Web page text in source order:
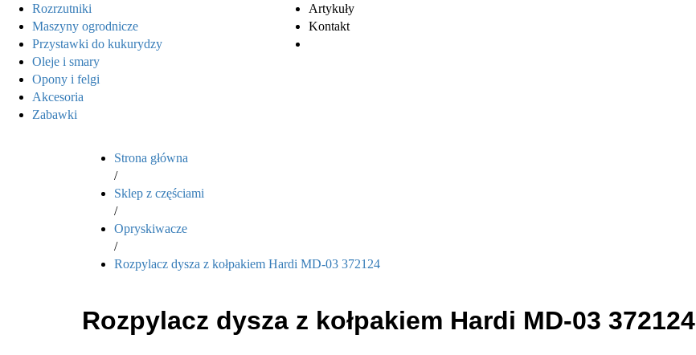
Rozrzutniki
Maszyny ogrodnicze
Przystawki do kukurydzy
Oleje i smary
Opony i felgi
Akcesoria
Zabawki
Artykuły
Kontakt
Strona główna
/
Sklep z częściami
/
Opryskiwacze
/
Rozpylacz dysza z kołpakiem Hardi MD-03 372124
Rozpylacz dysza z kołpakiem Hardi MD-03 372124